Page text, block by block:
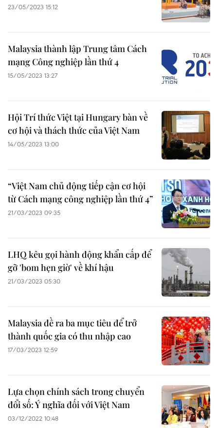
23/05/2023 15:12
Malaysia thành lập Trung tâm Cách
mạng Công nghiệp lần thứ 4
15/05/2023 13:27
Hội Trí thức Việt tại Hungary bàn về
cơ hội và thách thức của Việt Nam
14/05/2023 13:00
“Việt Nam chủ động tiếp cận cơ hội
từ Cách mạng công nghiệp lần thứ 4”
21/03/2023 09:35
LHQ kêu gọi hành động khẩn cấp để
gỡ 'bom hẹn giờ' về khí hậu
21/03/2023 05:30
Malaysia đề ra ba mục tiêu để trở
thành quốc gia có thu nhập cao
17/03/2023 12:59
Lựa chọn chính sách trong chuyển
đổi số: Ý nghĩa đối với Việt Nam
03/12/2022 10:48